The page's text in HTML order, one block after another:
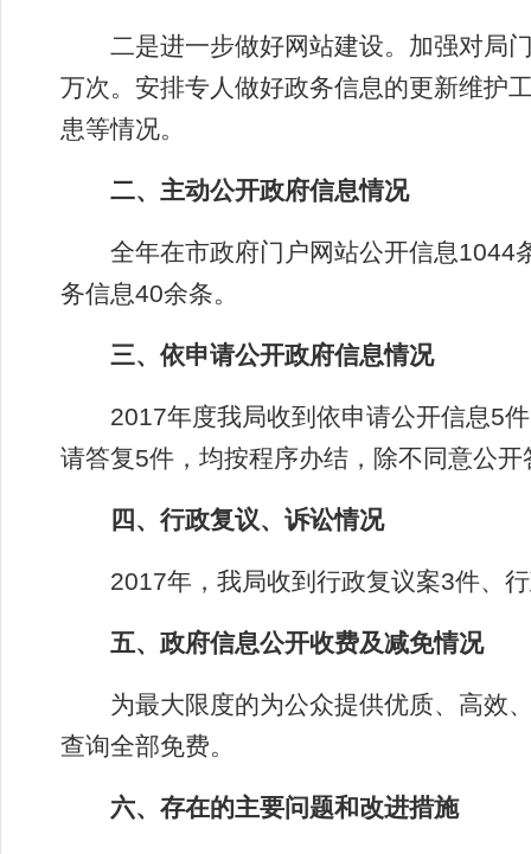
二是进一步做好网站建设。加强对局门
万次。安排专人做好政务信息的更新维护
患等情况。
二、主动公开政府信息情况
全年在市政府门户网站公开信息1044
务信息40余条。
三、依申请公开政府信息情况
2017年度我局收到依申请公开信息5件
请答复5件，均按程序办结，除不同意公
四、行政复议、诉讼情况
2017年，我局收到行政复议案3件、行
五、政府信息公开收费及减免情况
为最大限度的为公众提供优质、高效、
查询全部免费。
六、存在的主要问题和改进措施